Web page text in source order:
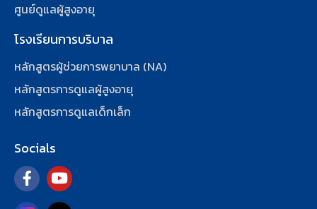
ศูนย์ดูแลผู้สูงอายุ
โรงเรียนการบริบาล
หลักสูตรผู้ช่วยการพยาบาล (NA)
หลักสูตรการดูแลผู้สูงอายุ
หลักสูตรการดูแลเด็กเล็ก
Socials